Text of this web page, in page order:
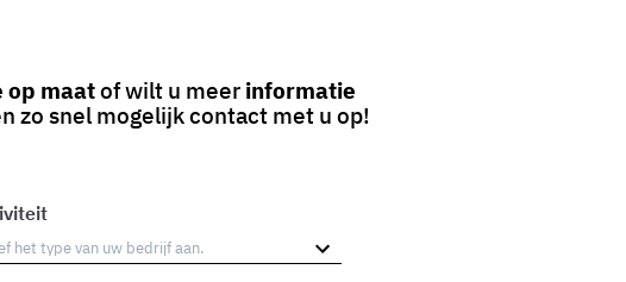
maatof wilt u meer informatie
zo snel mogelijk contact met u op!